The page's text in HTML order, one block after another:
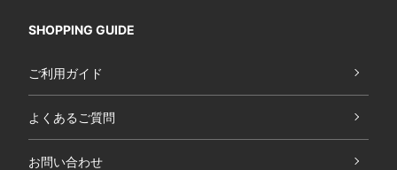
SHOPPING GUIDE
ご利用ガイド
よくあるご質問
お問い合わせ